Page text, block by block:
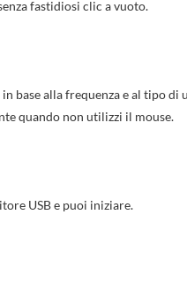
fastidiosi clic a vuoto.
base alla frequenza e al tipo
quando non utilizzi il mouse.
USB e puoi iniziare.